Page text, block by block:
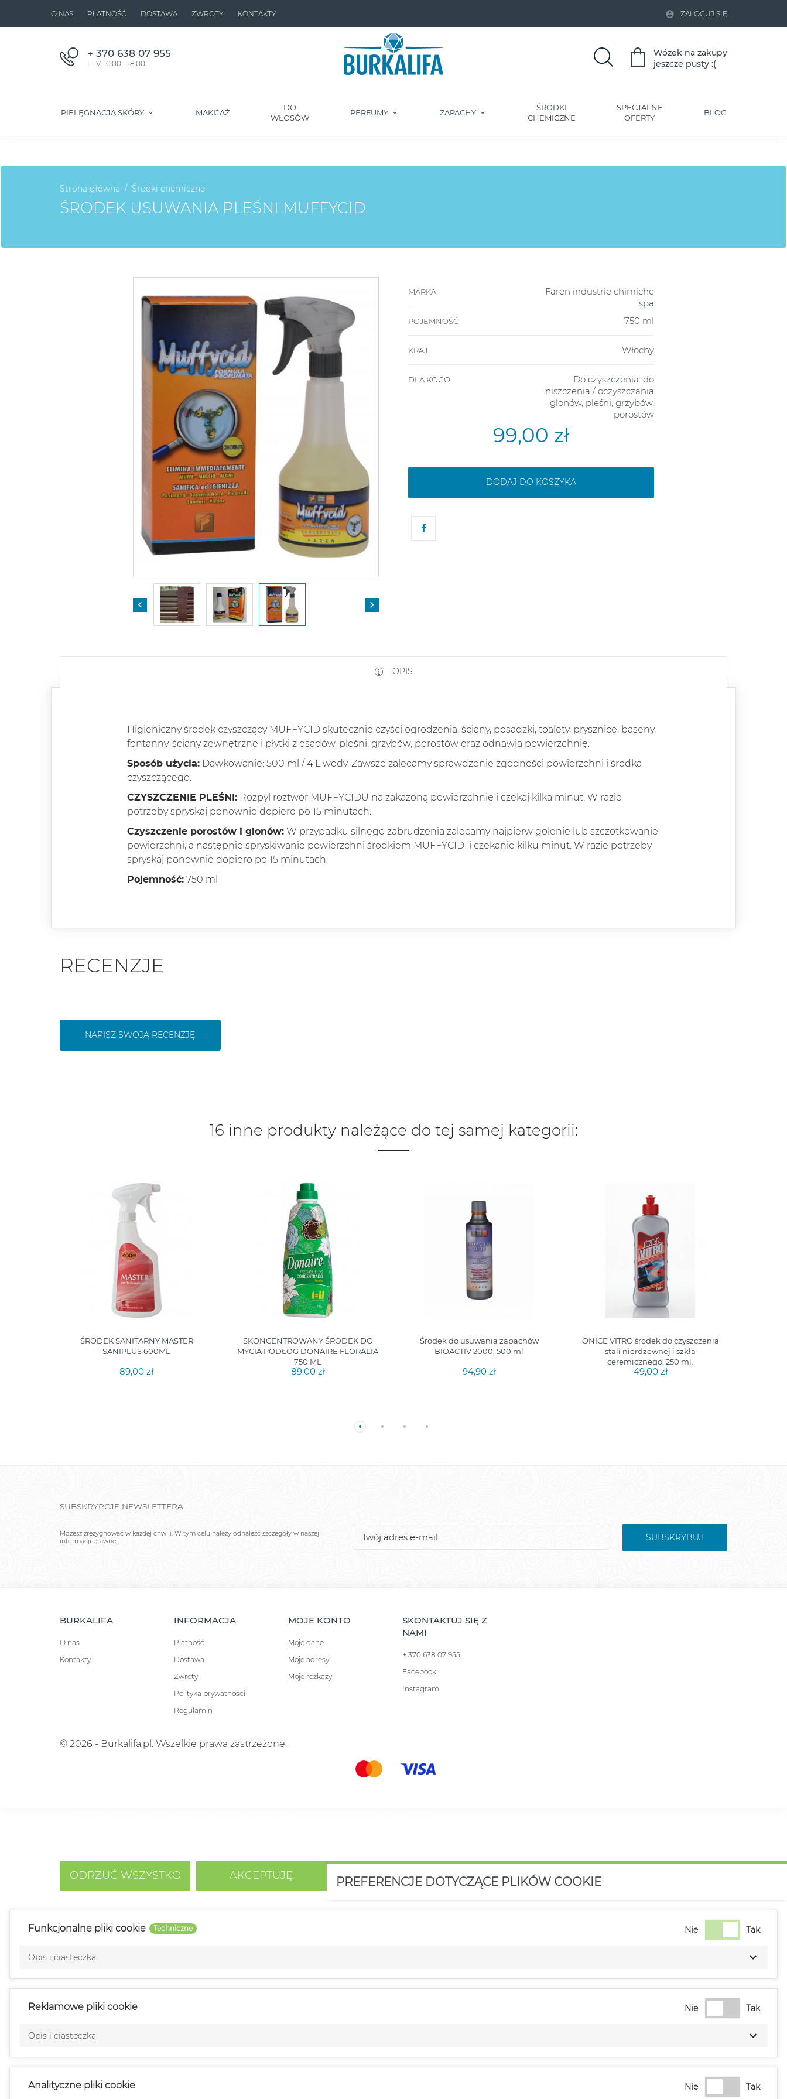
O NAS PŁATNOŚĆ DOSTAWA ZWROTY KONTAKTY  ZALOGUJ SIĘ
+ 370 638 07 955
I - V: 10:00 - 18:00
Wózek na zakupy
jeszcze pusty :(
PIELĘGNACJA SKÓRY MAKIJAŻ
DO
WŁOSÓW
PERFUMY ZAPACHY
ŚRODKI
CHEMICZNE
SPECJALNE
OFERTY
BLOG
Strona główna Środki chemiczne
ŚRODEK USUWANIA PLEŚNI MUFFYCID
 
MARKA
Faren industrie chimiche
spa
POJEMNOŚĆ 750 ml
KRAJ Włochy
DLA KOGO
Do czyszczenia: do
niszczenia / oczyszczania
glonów, pleśni, grzybów,
porostów
99,00 zł
DODAJ DO KOSZYKA
OPIS
Higieniczny środek czyszczący MUFFYCID skutecznie czyści ogrodzenia, ściany, posadzki, toalety, prysznice, baseny,
fontanny, ściany zewnętrzne i płytki z osadów, pleśni, grzybów, porostów oraz odnawia powierzchnię.
Sposób użycia: Dawkowanie: 500 ml / 4 L wody. Zawsze zalecamy sprawdzenie zgodności powierzchni i środka
czyszczącego.
CZYSZCZENIE PLEŚNI: Rozpyl roztwór MUFFYCIDU na zakażoną powierzchnię i czekaj kilka minut. W razie
potrzeby spryskaj ponownie dopiero po 15 minutach.
Czyszczenie porostów i glonów: W przypadku silnego zabrudzenia zalecamy najpierw golenie lub szczotkowanie
powierzchni, a następnie spryskiwanie powierzchni środkiem MUFFYCID i czekanie kilku minut. W razie potrzeby
spryskaj ponownie dopiero po 15 minutach.
Pojemność: 750 ml
RECENZJE
NAPISZ SWOJĄ RECENZJĘ
16 inne produkty należące do tej samej kategorii:
ŚRODEK SANITARNY MASTER
SANIPLUS 600ML
89,00 zł
SKONCENTROWANY ŚRODEK DO
MYCIA PODŁÓG DONAIRE FLORALIA
750 ML
89,00 zł
Środek do usuwania zapachów
BIOACTIV 2000, 500 ml
94,90 zł
ONICE VITRO środek do czyszczenia
stali nierdzewnej i szkła
ceremicznego, 250 ml.
49,00 zł
SUBSKRYPCJE NEWSLETTERA
Możesz zrezygnować w każdej chwili. W tym celu należy odnaleźć szczegóły w naszej
informacji prawnej.
SUBSKRYBUJ
BURKALIFA
O nas
Kontakty
INFORMACJA
Płatność
Dostawa
Zwroty
Polityka prywatności
Regulamin
MOJE KONTO
Moje dane
Moje adresy
Moje rozkazy
SKONTAKTUJ SIĘ Z
NAMI
+ 370 638 07 955
Facebook
Instagram
© 2026 - Burkalifa.pl. Wszelkie prawa zastrzeżone.
ODRZUĆ WSZYSTKO AKCEPTUJĘ PREFERENCJE DOTYCZĄCE PLIKÓW COOKIE
Funkcjonalne pliki cookie Techniczne Nie Tak
Opis i ciasteczka
Reklamowe pliki cookie Nie Tak
Opis i ciasteczka
Analityczne pliki cookie Nie Tak